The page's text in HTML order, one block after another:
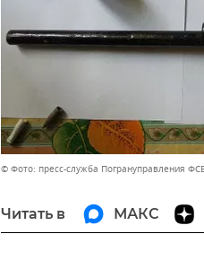
© Фото: пресс-служба Погрануправления
Читать в МАКС